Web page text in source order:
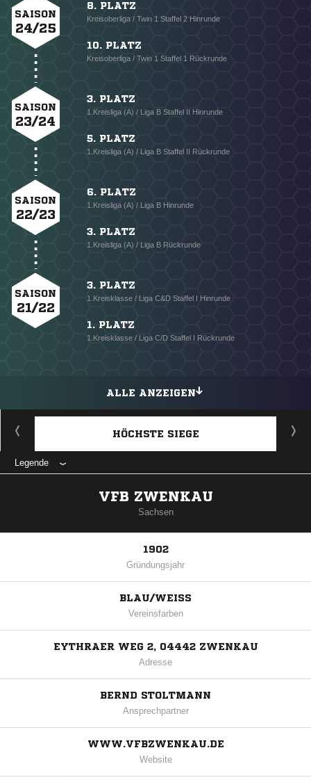
SAISON
24/25
8. PLATZ
Kreisoberliga / Twin 1 Staffel 2 Hinrunde
10. PLATZ
Kreisoberliga / Twin 1 Staffel 1 Rückrunde
SAISON
23/24
3. PLATZ
1.Kreisliga (A) / Liga B Staffel II Hinrunde
5. PLATZ
1.Kreisliga (A) / Liga B Staffel II Rückrunde
SAISON
22/23
6. PLATZ
1.Kreisliga (A) / Liga B Hinrunde
3. PLATZ
1.Kreisliga (A) / Liga B Rückrunde
SAISON
21/22
3. PLATZ
1.Kreisklasse / Liga C&D Staffel I Hinrunde
1. PLATZ
1.Kreisklasse / Liga C/D Staffel I Rückrunde
ALLE ANZEIGEN
HÖCHSTE SIEGE
Legende
VFB ZWENKAU
Sachsen
1902
Gründungsjahr
BLAU/WEISS
Vereinsfarben
EYTHRAER WEG 2, 04442 ZWENKAU
Adresse
BERND STOLTMANN
Ansprechpartner
WWW.VFBZWENKAU.DE
Website